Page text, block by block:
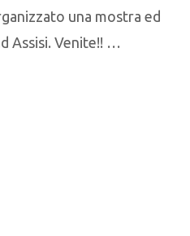
una mostra ed
Assisi. Venite!! …